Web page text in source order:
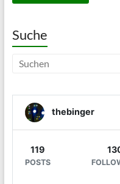
Suche